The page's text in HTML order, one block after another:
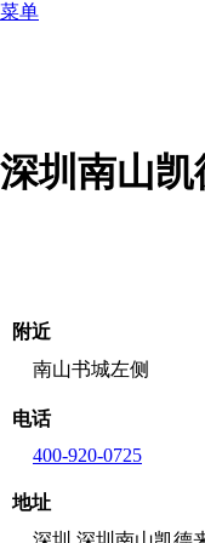
菜单
深圳南山
附近
南山书城左侧
电话
400-920-0725
地址